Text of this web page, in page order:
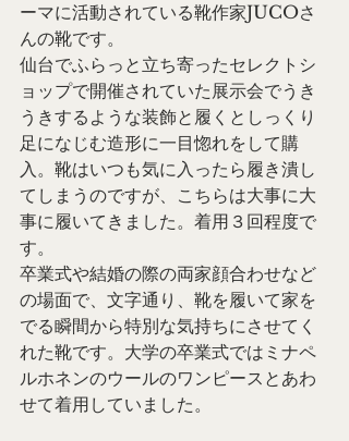
ーマに活動されている靴作家JUCOさ
んの靴です。
仙台でふらっと立ち寄ったセレクトシ
ョップで開催されていた展示会でうき
うきするような装飾と履くとしっくり
足になじむ造形に一目惚れをして購
入。靴はいつも気に入ったら履き潰し
てしまうのですが、こちらは大事に大
事に履いてきました。着用３回程度で
す。
卒業式や結婚の際の両家顔合わせなど
の場面で、文字通り、靴を履いて家を
でる瞬間から特別な気持ちにさせてく
れた靴です。大学の卒業式ではミナペ
ルホネンのウールのワンピースとあわ
せて着用していました。